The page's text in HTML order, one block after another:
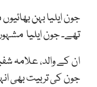
جون ایلیا بہن
تھے۔ جون ایلیا
ان کے والد، علامہ
جون کی تربیت بھی